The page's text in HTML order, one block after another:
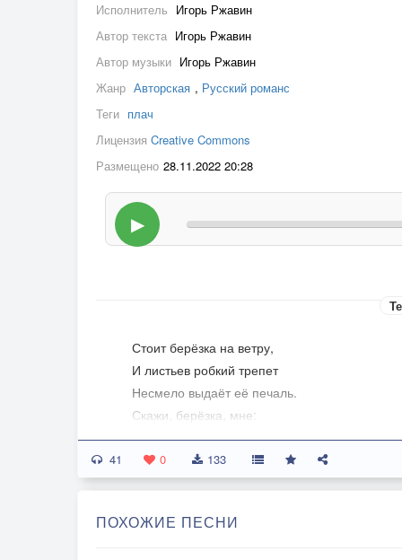
Исполнитель Игорь Ржавин
Автор текста Игорь Ржавин
Автор музыки Игорь Ржавин
Жанр Авторская , Русский романс
Теги плач
Лицензия Creative Commons
Размещено 28.11.2022 20:28
▶
Стоит берёзка на ветру,
И листьев робкий трепет
Несмело выдаёт её печаль.
Скажи, берёзка, мне:
О чём твой грустный лепет?
Быть может ты одна?
Иль нет в помине дня,
Была счастливой?
41 0 133
ПОХОЖИЕ ПЕСНИ